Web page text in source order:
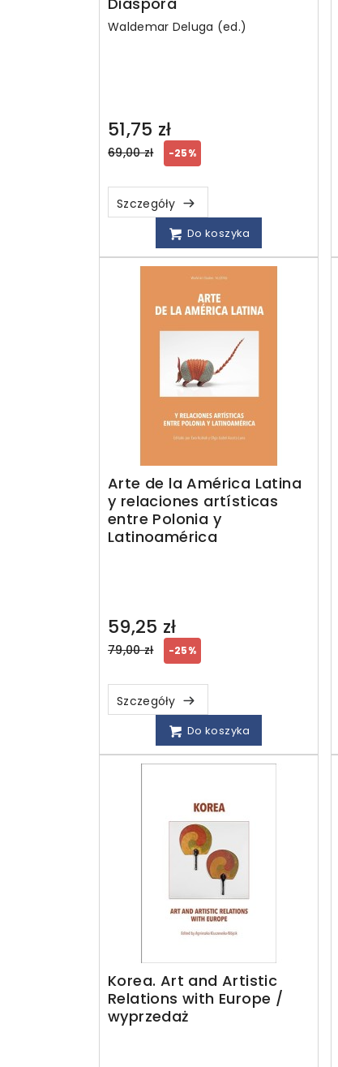
Waldemar Deluga (ed.)
51,75 zł
Regular
69,00 zł -25%
Szczegóły
Do koszyka
Arte de la América Latina
y relaciones artísticas
entre Polonia y
Latinoamérica
59,25 zł
Regular
79,00 zł -25%
Szczegóły
Do koszyka
Korea. Art and Artistic
Relations with Europe /
wyprzedaż